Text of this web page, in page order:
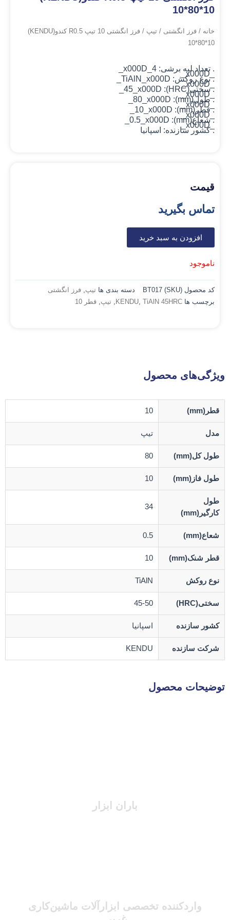
10*80*10
خانه / فرز انگشتی / تیپ
/ فرز انگشتی 10 تیپ R0.5 کندو(KENDU)
10*80*10
. تعداد لبه برشی: 4_x000D_
_x000D_
. نوع روکش: TiAlN _x000D_
_x000D_
. سختی(HRC): 45_x000D_
_x000D_
. طول(mm): 80_x000D_
_x000D_
. قطر(mm): 10_x000D_
_x000D_
. شعاع(mm): 0.5_x000D_
_x000D_
. کشور سازنده: اسپانیا
قیمت
تماس بگیرید
افزودن به سبد خرید
ناموجود
کد محصول (SKU) BT017 دسته بندی ها تیپ فرز انگشتی
برچسب ها
KENDU TiAlN 45HRC تیپ قطر 10
ویژگی‌های محصول
قطر(mm) 10
مدل تیپ
طول کل(mm) 80
طول فاز(mm) 10
طول
کارگیر(mm)
34
شعاع(mm) 0.5
قطر شنک(mm) 10
نوع روکش TiAlN
سختی(HRC) 45-50
کشور سازنده اسپانیا
شرکت سازنده KENDU
توضیحات محصول
باران ابزار
واردکننده تخصصی ابزارآلات ماشین‌کاری